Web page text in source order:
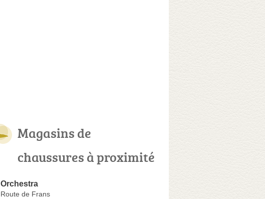
Magasins de
chaussures à proximité
Orchestra
Route de Frans